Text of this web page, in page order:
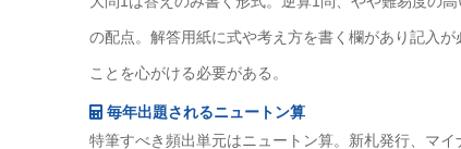
の配点。解答用紙に式や考え方を書く欄があり記入
ことを心がける必要がある。
毎年出題されるニュートン算
特筆すべき頻出単元はニュートン算。新札発行、マ